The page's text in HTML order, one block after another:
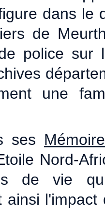
dans le
de
police sur
une
ses
Nord-
de vie
ainsi